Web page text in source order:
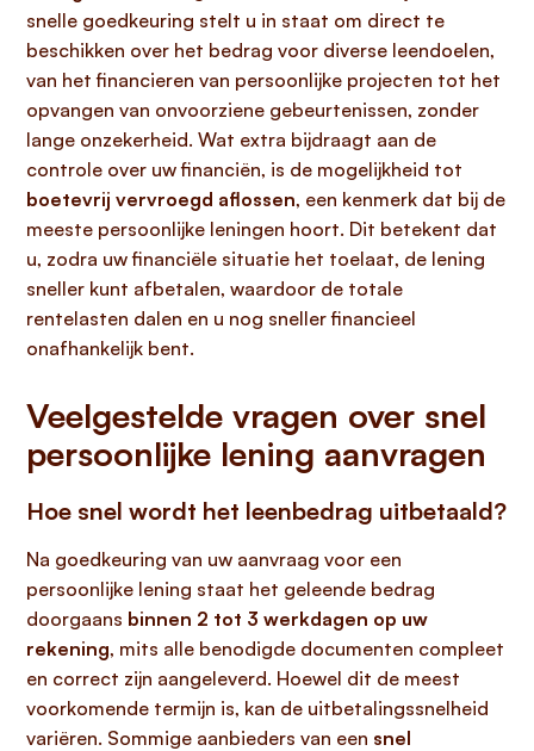
snelle goedkeuring stelt u in staat om direct te
beschikken over het bedrag voor diverse leendoelen,
van het financieren van persoonlijke projecten tot het
opvangen van onvoorziene gebeurtenissen, zonder
lange onzekerheid. Wat extra bijdraagt aan de
controle over uw financiën, is de mogelijkheid tot
boetevrij vervroegd aflossen, een kenmerk dat bij de
meeste persoonlijke leningen hoort. Dit betekent dat
u, zodra uw financiële situatie het toelaat, de lening
sneller kunt afbetalen, waardoor de totale
rentelasten dalen en u nog sneller financieel
onafhankelijk bent.
Veelgestelde vragen over snel
persoonlijke lening aanvragen
Hoe snel wordt het leenbedrag uitbetaald?
Na goedkeuring van uw aanvraag voor een
persoonlijke lening staat het geleende bedrag
doorgaans binnen 2 tot 3 werkdagen op uw
rekening, mits alle benodigde documenten compleet
en correct zijn aangeleverd. Hoewel dit de meest
voorkomende termijn is, kan de uitbetalingssnelheid
variëren. Sommige aanbieders van een snel